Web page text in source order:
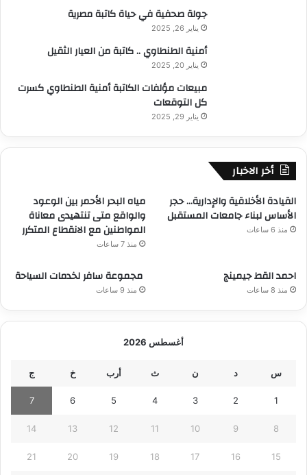
جولة صحفية في حياة كاتبة مصرية
يناير 26, 2025
أمنية الطنطاوي .. كاتبة من العيار الثقيل
يناير 20, 2025
مبيعات مؤلفات الكاتبة أمنية الطنطاوي كسرت
كل التوقعات
يناير 29, 2025
أخر الاخبار
القيادة الأخلاقية والإدارية… حجر
الأساس لبناء جامعات المستقبل
منذ 6 ساعات
مياه البحر الأحمر بين الوعود
والواقع متى تنتهيدى معاناة
المواطنين مع الانقطاع المتكرر
منذ 7 ساعات
احمد القط جيمينج
منذ 8 ساعات
مجموعة سافر لخدمات السياحة
منذ 9 ساعات
أغسطس 2026
س د ن ث أرب خ ج
1
2
3
4
5
6
7
8
9
10
11
12
13
14
15
16
17
18
19
20
21